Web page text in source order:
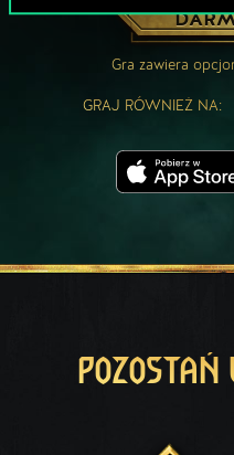
Gra zawiera
GRAJ RÓWNIEŻ NA: